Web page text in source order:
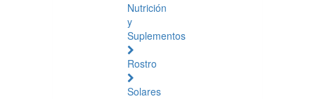
Nutrición
y
Suplementos
Rostro
Solares